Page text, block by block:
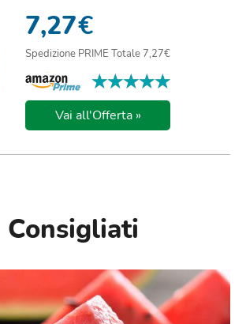
RICONOSC...
7,27€
Spedizione PRIME Totale 7,27€
★★★★★
★★★★★
Vai all'Offerta »